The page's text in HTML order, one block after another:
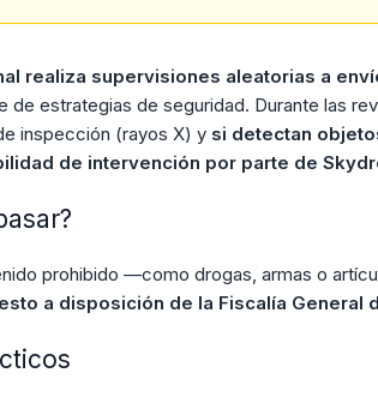
realiza supervisiones aleatorias a
de estrategias de seguridad. Durante las
inspección (rayos X) y si detectan
de intervención por parte de
prohibido —como drogas, armas o
a disposición de la Fiscalía General